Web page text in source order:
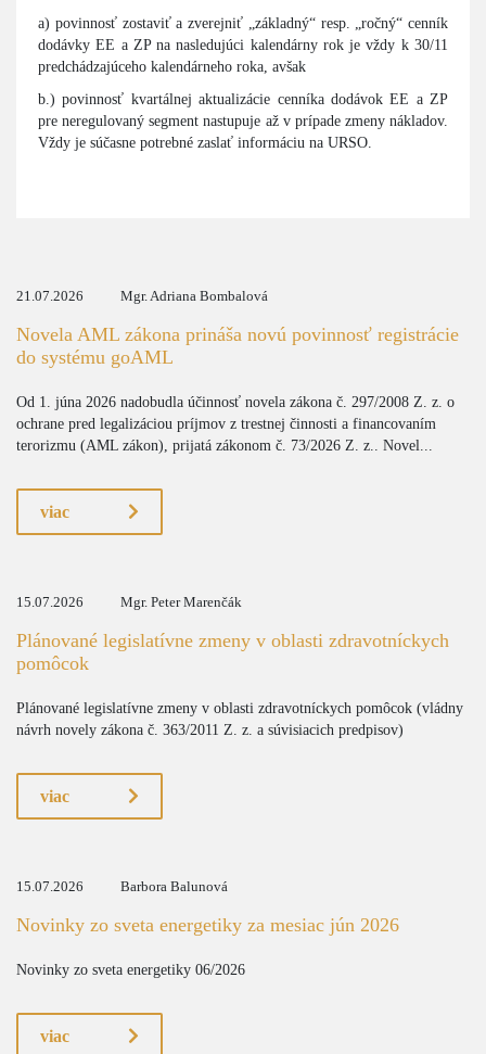
a) povinnosť zostaviť a zverejniť „základný“ resp. „ročný“ cenník
dodávky EE a ZP na nasledujúci kalendárny rok je vždy k 30/11
predchádzajúceho kalendárneho roka, avšak
b.) povinnosť kvartálnej aktualizácie cenníka dodávok EE a ZP
pre neregulovaný segment nastupuje až v prípade zmeny nákladov.
Vždy je súčasne potrebné zaslať informáciu na URSO.
21.07.2026 Mgr. Adriana Bombalová
Novela AML zákona prináša novú povinnosť registrácie
do systému goAML
Od 1. júna 2026 nadobudla účinnosť novela zákona č. 297/2008 Z. z. o
ochrane pred legalizáciou príjmov z trestnej činnosti a financovaním
terorizmu (AML zákon), prijatá zákonom č. 73/2026 Z. z.. Novel...
viac
15.07.2026 Mgr. Peter Marenčák
Plánované legislatívne zmeny v oblasti zdravotníckych
pomôcok
Plánované legislatívne zmeny v oblasti zdravotníckych pomôcok (vládny
návrh novely zákona č. 363/2011 Z. z. a súvisiacich predpisov)
viac
15.07.2026 Barbora Balunová
Novinky zo sveta energetiky za mesiac jún 2026
Novinky zo sveta energetiky 06/2026
viac